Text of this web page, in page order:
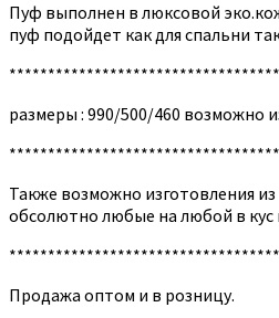
Пуф выполнен в люксовой
пуф подойдет как для спальни
размеры : 990/500/460 возможно
Также возможно изготовления
обсолютно любые на любой в кус
Продажа оптом и в розницу.